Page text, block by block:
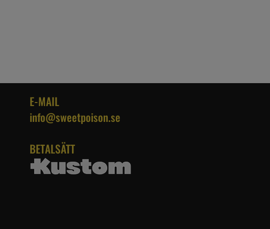
E-MAIL
info@sweetpoison.se
BETALSÄTT